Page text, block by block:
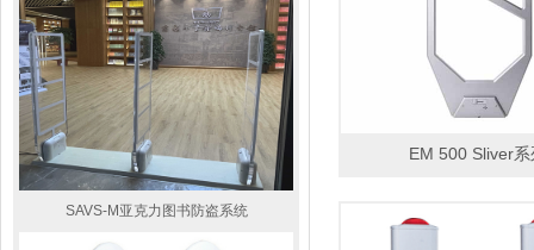
SAVS-SP01 服装市防盗系统
SAVS-M亚克力图书防盗系统
EM 500 Sliver系